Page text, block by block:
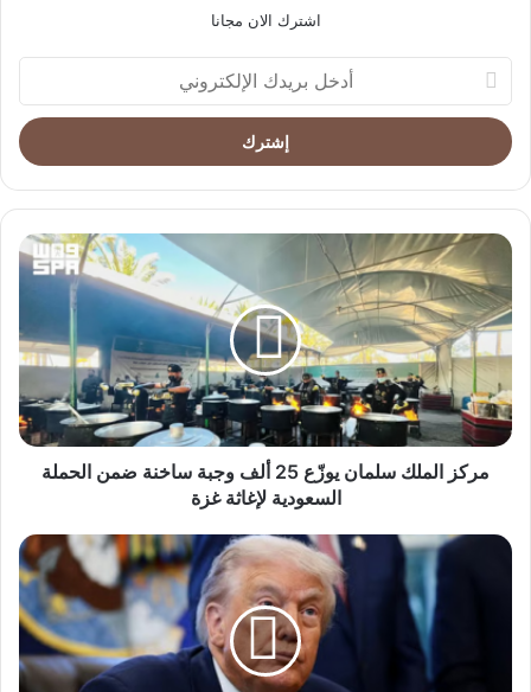
اشترك الان مجانا
أدخل
بريدك
الإلكتروني
مركز
الملك
سلمان
يوزّع
ألف
وجبة
ساخنة
ضمن
الحملة
غزة
مركز الملك سلمان يوزّع 25 ألف وجبة ساخنة ضمن الحملة
السعودية لإغاثة غزة
ترامب: